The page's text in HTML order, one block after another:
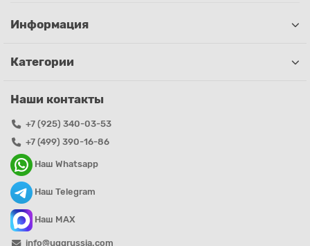
Информация
Категории
Наши контакты
+7 (925) 340-03-53
+7 (499) 390-16-86
Наш Whatsapp
Наш Telegram
Наш MAX
info@uggrussia.com